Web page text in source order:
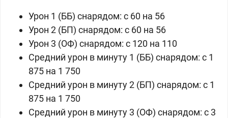
Урон 1 (ББ) снарядом: c 60 на 56
Урон 2 (БП) снарядом: c 60 на 56
Урон 3 (ОФ) снарядом: c 120 на 110
Средний урон в минуту 1 (ББ) снарядом: c 1
875 на 1 750
Средний урон в минуту 2 (БП) снарядом: c 1
875 на 1 750
Средний урон в минуту 3 (ОФ) снарядом: c 3